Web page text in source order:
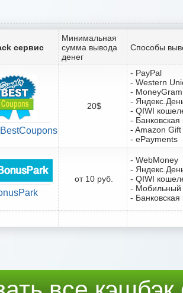
сервис
Минимальная
сумма вывода
денег
Способы
20$
- PayPal
- Western
- MoneyGram
-
- QIWI
-
- Amazon
- ePayments
от 10 руб.
- WebMoney
-
- QIWI
- Мобильный
-